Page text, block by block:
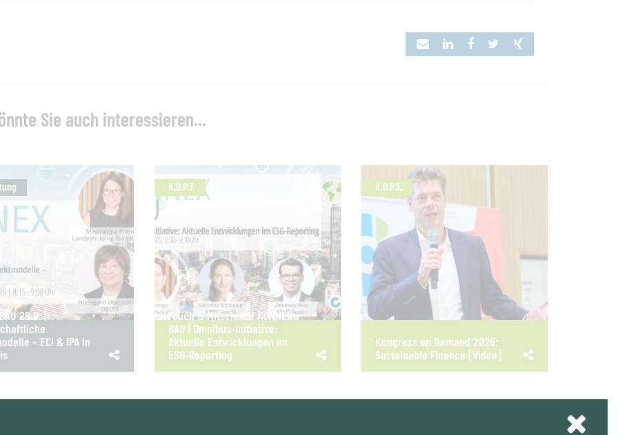
Sie auch interessieren...
29.9. |
– ECI & IPA in
K.O.P.T.
Folien & Mitschnitt: KONNEX
BAU | Omnibus-Initiative:
Aktuelle Entwicklungen im
ESG-Reporting
K.O.P.T.
Kongress on Demand 2025:
Sustainable Finance [Video]